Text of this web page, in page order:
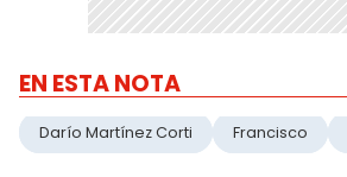
EN ESTA NOTA
Darío Martínez Corti Francisco